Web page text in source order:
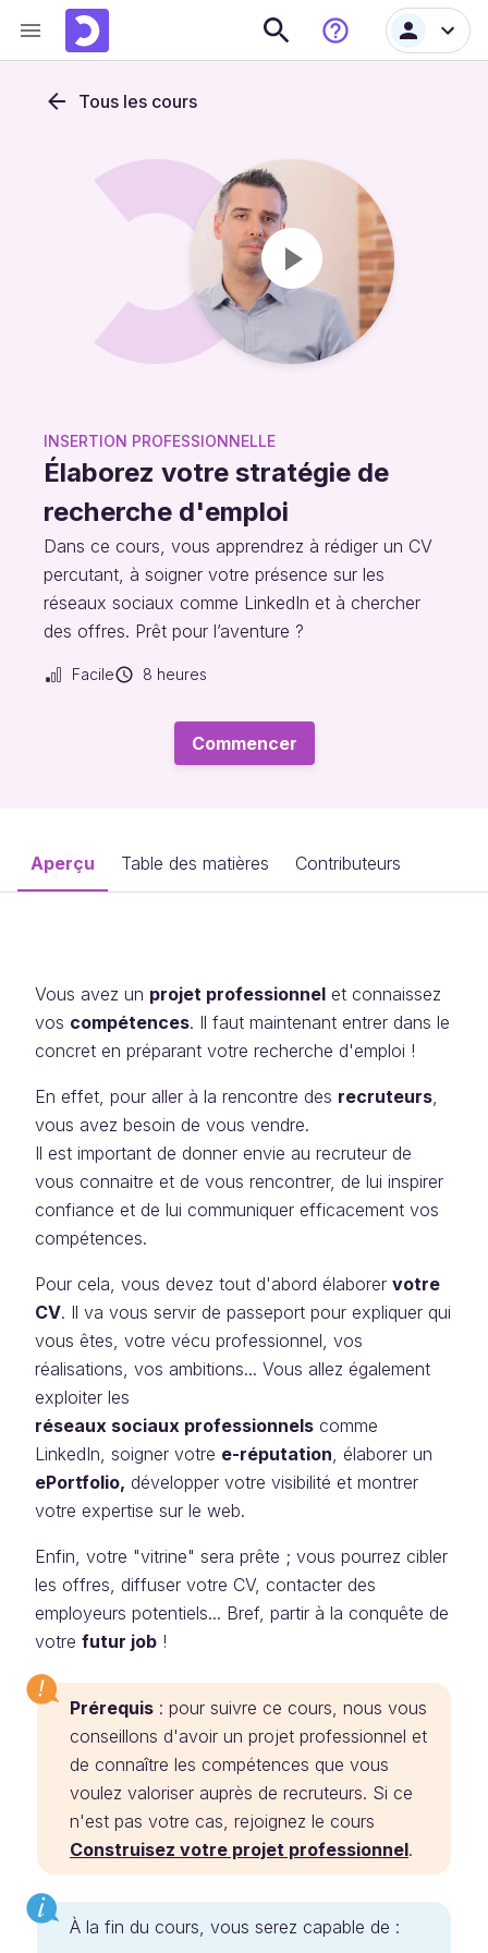
Tous les cours
INSERTION PROFESSIONNELLE
Élaborez votre stratégie de
recherche d'emploi
Dans ce cours, vous apprendrez à rédiger un CV
percutant, à soigner votre présence sur les
réseaux sociaux comme LinkedIn et à chercher
des offres. Prêt pour l’aventure ?
Facile 8 heures
Commencer
Aperçu Table des matières Contributeurs
Vous avez un projet professionnel et connaissez
vos compétences. Il faut maintenant entrer dans le
concret en préparant votre recherche d'emploi !
En effet, pour aller à la rencontre des recruteurs,
vous avez besoin de vous vendre.
Il est important de donner envie au recruteur de
vous connaitre et de vous rencontrer, de lui inspirer
confiance et de lui communiquer efficacement vos
compétences.
Pour cela, vous devez tout d'abord élaborer votre
CV. Il va vous servir de passeport pour expliquer qui
vous êtes, votre vécu professionnel, vos
réalisations, vos ambitions... Vous allez également
exploiter les
réseaux sociaux professionnels comme
LinkedIn, soigner votre e-réputation, élaborer un
ePortfolio, développer votre visibilité et montrer
votre expertise sur le web.
Enfin, votre "vitrine" sera prête ; vous pourrez cibler
les offres, diffuser votre CV, contacter des
employeurs potentiels... Bref, partir à la conquête de
votre futur job !
Prérequis : pour suivre ce cours, nous vous
conseillons d'avoir un projet professionnel et
de connaître les compétences que vous
voulez valoriser auprès de recruteurs. Si ce
n'est pas votre cas, rejoignez le cours
Construisez votre projet professionnel.
À la fin du cours, vous serez capable de :